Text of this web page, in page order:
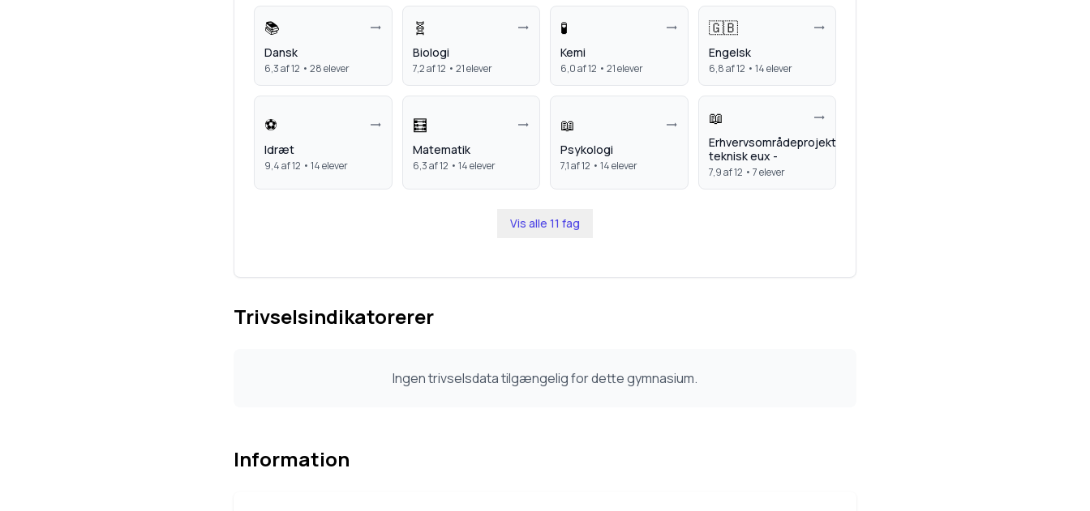
📚
Dansk
6,3af 12 • 28elever
🧬
Biologi
7,2af 12 • 21elever
🧪
Kemi
6,0af 12 • 21elever
🇬🇧
Engelsk
6,8af 12 • 14elever
⚽
Idræt
9,4af 12 • 14elever
🧮
Matematik
6,3af 12 • 14elever
📖
Psykologi
7,1af 12 • 14elever
📖
Erhvervsområdeprojekt
teknisk eux -
7,9af 12 • 7elever
Vis alle 11 fag
Trivselsindikatorerer
Ingen trivselsdata tilgængelig for dette gymnasium.
Information